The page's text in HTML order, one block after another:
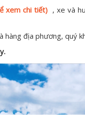
xem chi tiết) , xe và
hàng địa phương, quý